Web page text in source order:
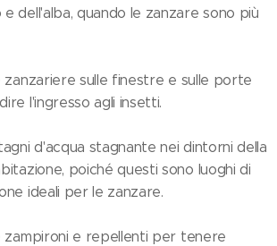
dell'alba, quando le zanzare sono più
zanzariere sulle finestre e sulle porte
l'ingresso agli insetti.
d'acqua stagnante nei dintorni della
poiché questi sono luoghi di
ideali per le zanzare.
zampironi e repellenti per tenere